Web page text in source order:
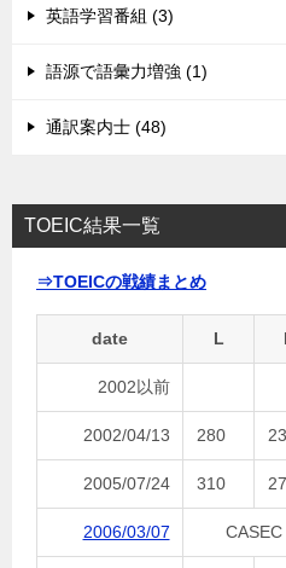
英語学習番組 (3)
語源で語彙力増強 (1)
通訳案内士 (48)
TOEIC結果一覧
⇒TOEICの戦績まとめ
date L
2002以前
2002/04/13 280
2005/07/24 310
2006/03/07 CASEC